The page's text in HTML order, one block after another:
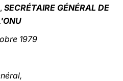
LATINE
, SECRÉTAIRE GÉNÉRAL DE
1979